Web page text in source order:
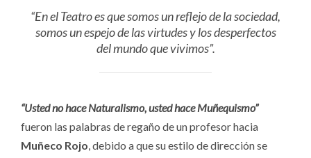
“En el Teatro es que somos un reflejo de la sociedad,
somos un espejo de las virtudes y los desperfectos
del mundo que vivimos”.
“Usted no hace Naturalismo, usted hace Muñequismo”
fueron las palabras de regaño de un profesor hacia
Muñeco Rojo , debido a que su estilo de dirección se